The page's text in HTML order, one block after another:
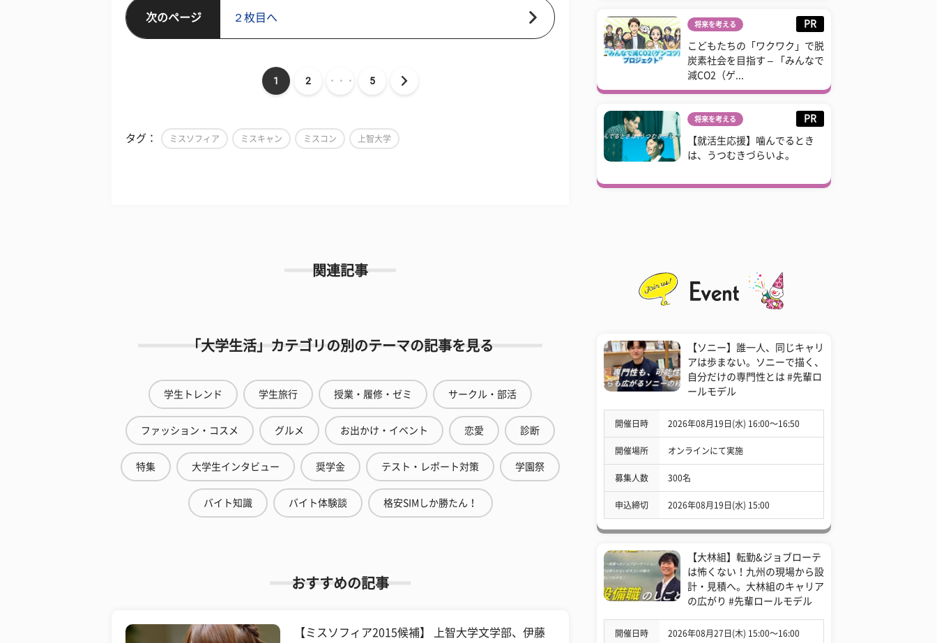
次のページ ２枚目へ
1 2 ・・・ 5
タグ： ミスソフィア ミスキャン ミスコン 上智大学
関連記事
「大学生活」カテゴリの別のテーマの記事を見る
学生トレンド 学生旅行 授業・履修・ゼミ サークル・部活
ファッション・コスメ グルメ お出かけ・イベント 恋愛 診断
特集 大学生インタビュー 奨学金 テスト・レポート対策 学園祭
バイト知識 バイト体験談 格安SIMしか勝たん！
おすすめの記事
【ミスソフィア2015候補】 上智大学文学部、伊藤
将来を考える PR
こどもたちの「ワクワク」で脱
炭素社会を目指す – 「みんなで
減CO2（ゲ...
将来を考える PR
【就活生応援】噛んでるとき
は、うつむきづらいよ。
【ソニー】誰一人、同じキャリ
アは歩まない。ソニーで描く、
自分だけの専門性とは #先輩ロ
ールモデル
開催日時 2026年08月19日(水) 16:00〜16:50
開催場所 オンラインにて実施
募集人数 300名
申込締切 2026年08月19日(水) 15:00
【大林組】転勤&ジョブローテ
は怖くない！九州の現場から設
計・見積へ。大林組のキャリア
の広がり #先輩ロールモデル
開催日時 2026年08月27日(木) 15:00〜16:00